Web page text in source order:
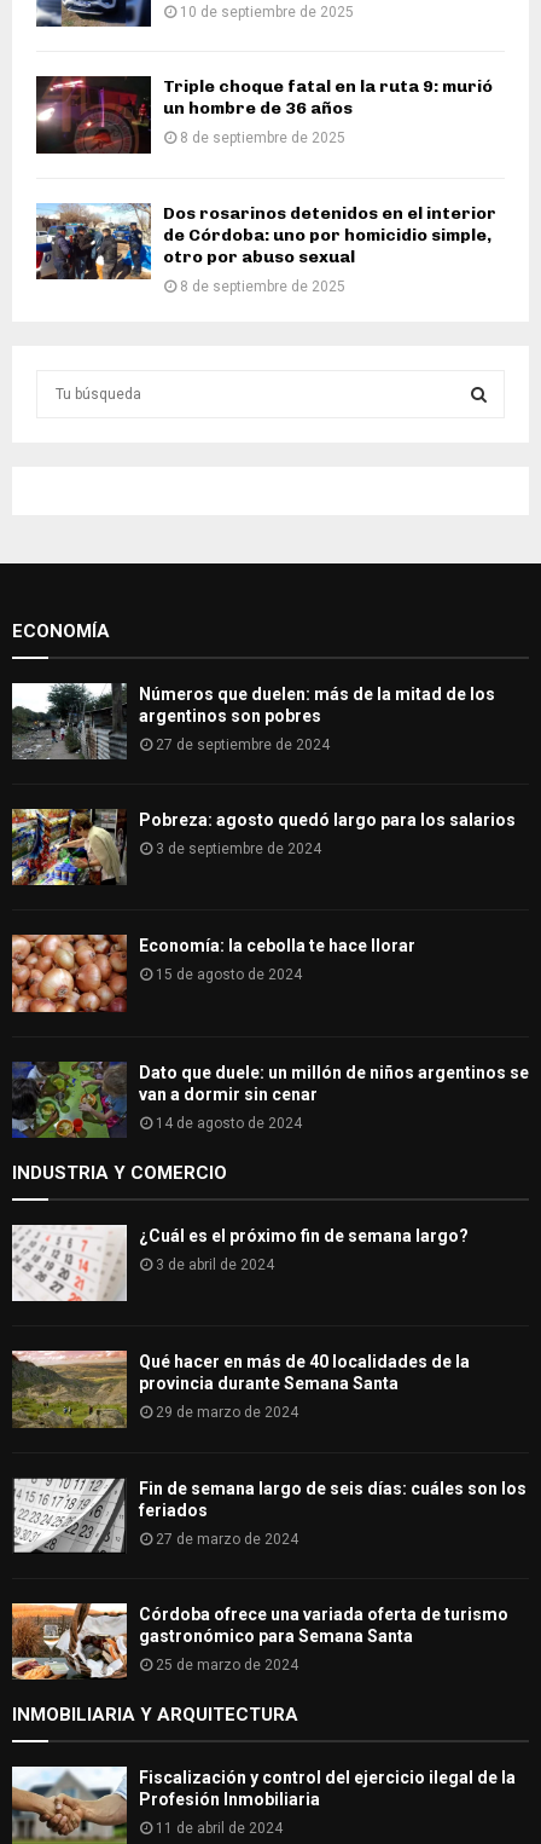
10 de septiembre de 2025
Triple choque fatal en la ruta 9: murió
un hombre de 36 años
8 de septiembre de 2025
Dos rosarinos detenidos en el interior
de Córdoba: uno por homicidio simple,
otro por abuso sexual
8 de septiembre de 2025
o
H
ECONOMÍA
Números que duelen: más de la mitad de los
argentinos son pobres
27 de septiembre de 2024
Pobreza: agosto quedó largo para los salarios
3 de septiembre de 2024
Economía: la cebolla te hace llorar
15 de agosto de 2024
Dato que duele: un millón de niños argentinos se
van a dormir sin cenar
14 de agosto de 2024
INDUSTRIA Y COMERCIO
¿Cuál es el próximo fin de semana largo?
3 de abril de 2024
Qué hacer en más de 40 localidades de la
provincia durante Semana Santa
29 de marzo de 2024
Fin de semana largo de seis días: cuáles son los
feriados
27 de marzo de 2024
Córdoba ofrece una variada oferta de turismo
gastronómico para Semana Santa
25 de marzo de 2024
INMOBILIARIA Y ARQUITECTURA
Fiscalización y control del ejercicio ilegal de la
Profesión Inmobiliaria
11 de abril de 2024